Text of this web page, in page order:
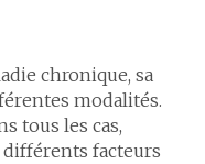
chronique, sa
modalités.
tous les cas,
facteurs